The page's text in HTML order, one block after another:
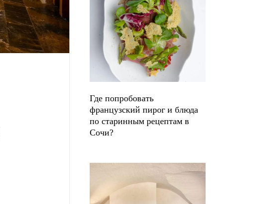
Где попробовать
французский пирог и блюда
по старинным рецептам в
Сочи?